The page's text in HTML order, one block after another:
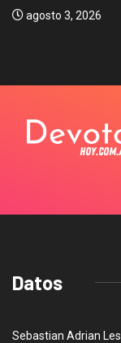
agosto 3, 2026
Datos
Sebastian Adrian